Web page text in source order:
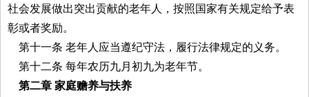
社会发展做出突出贡献的老年人，按照国家有关规定给予表
彰或者奖励。
第十一条 老年人应当遵纪守法，履行法律规定的义务。
第十二条 每年农历九月初九为老年节。
第二章 家庭赡养与扶养